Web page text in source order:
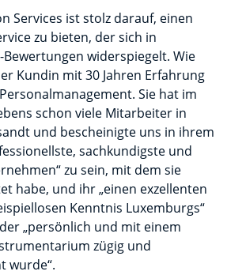
Services ist stolz darauf, einen
zu bieten, der sich in
Bewertungen widerspiegelt. Wie
Kundin mit 30 Jahren Erfahrung
Sie hat im
schon viele Mitarbeiter in
und bescheinigte uns in ihrem
sachkundigste und
zu sein, mit dem sie
habe, und ihr „einen exzellenten
Kenntnis Luxemburgs“
„persönlich und mit einem
zügig und
wurde“.